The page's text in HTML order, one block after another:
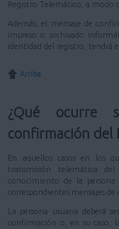
Registro Telemático, a modo
Además, el mensaje de
impreso o archivado
identidad del registro, tendrá
Arriba
¿Qué ocurre
confirmación del
En aquellos casos en los
transmisión telemática
conocimiento de la
correspondientes mensajes de
La persona usuaria deberá
confirmación o, en su caso,